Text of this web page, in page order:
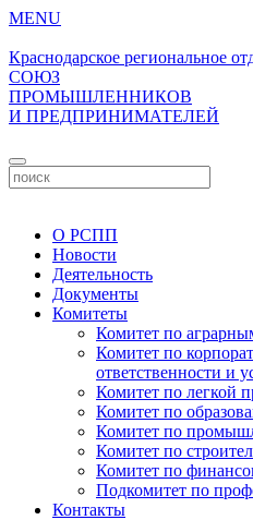
MENU
Краснодарское региональное
СОЮЗ
ПРОМЫШЛЕННИКОВ
И ПРЕДПРИНИМАТЕЛЕЙ
О РСПП
Новости
Деятельность
Документы
Комитеты
Комитет по
Комитет по
ответственности и
Комитет по легкой
Комитет по
Комитет по
Комитет по
Комитет по
Подкомитет по
Контакты